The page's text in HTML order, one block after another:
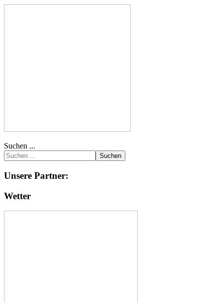
Suchen ...
Suchen
Unsere Partner:
Wetter